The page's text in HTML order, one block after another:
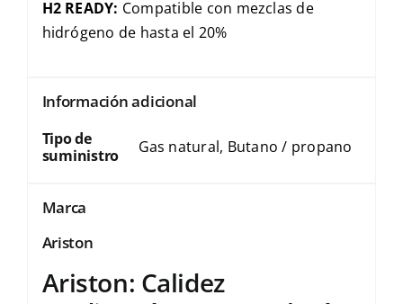
H2 READY: Compatible con mezclas de
hidrógeno de hasta el 20%
Información adicional
Tipo de
suministro
Gas natural, Butano / propano
Marca
Ariston
Ariston: Calidez